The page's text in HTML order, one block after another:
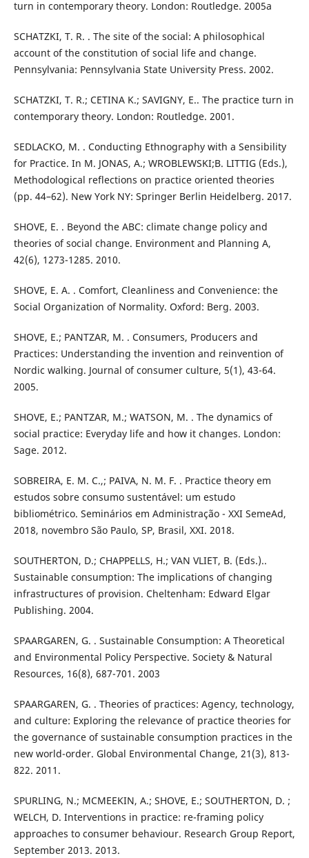
turn in contemporary theory. London: Routledge. 2005a
SCHATZKI, T. R. . The site of the social: A philosophical
account of the constitution of social life and change.
Pennsylvania: Pennsylvania State University Press. 2002.
SCHATZKI, T. R.; CETINA K.; SAVIGNY, E.. The practice turn in
contemporary theory. London: Routledge. 2001.
SEDLACKO, M. . Conducting Ethnography with a Sensibility
for Practice. In M. JONAS, A.; WROBLEWSKI;B. LITTIG (Eds.),
Methodological reflections on practice oriented theories
(pp. 44–62). New York NY: Springer Berlin Heidelberg. 2017.
SHOVE, E. . Beyond the ABC: climate change policy and
theories of social change. Environment and Planning A,
42(6), 1273-1285. 2010.
SHOVE, E. A. . Comfort, Cleanliness and Convenience: the
Social Organization of Normality. Oxford: Berg. 2003.
SHOVE, E.; PANTZAR, M. . Consumers, Producers and
Practices: Understanding the invention and reinvention of
Nordic walking. Journal of consumer culture, 5(1), 43-64.
2005.
SHOVE, E.; PANTZAR, M.; WATSON, M. . The dynamics of
social practice: Everyday life and how it changes. London:
Sage. 2012.
SOBREIRA, E. M. C.,; PAIVA, N. M. F. . Practice theory em
estudos sobre consumo sustentável: um estudo
bibliométrico. Seminários em Administração - XXI SemeAd,
2018, novembro São Paulo, SP, Brasil, XXI. 2018.
SOUTHERTON, D.; CHAPPELLS, H.; VAN VLIET, B. (Eds.)..
Sustainable consumption: The implications of changing
infrastructures of provision. Cheltenham: Edward Elgar
Publishing. 2004.
SPAARGAREN, G. . Sustainable Consumption: A Theoretical
and Environmental Policy Perspective. Society & Natural
Resources, 16(8), 687-701. 2003
SPAARGAREN, G. . Theories of practices: Agency, technology,
and culture: Exploring the relevance of practice theories for
the governance of sustainable consumption practices in the
new world-order. Global Environmental Change, 21(3), 813-
822. 2011.
SPURLING, N.; MCMEEKIN, A.; SHOVE, E.; SOUTHERTON, D. ;
WELCH, D. Interventions in practice: re-framing policy
approaches to consumer behaviour. Research Group Report,
September 2013. 2013.